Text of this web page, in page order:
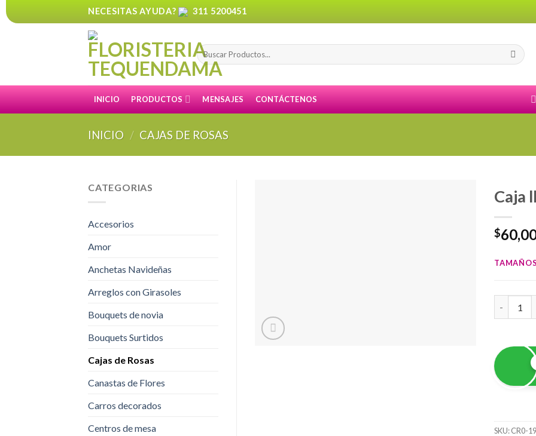
to
NECESITAS AYUDA? 311 5200451
Buscar
por:
INICIO PRODUCTOS MENSAJES CONTÁCTENOS
INICIO / CAJAS DE ROSAS
CATEGORIAS
Accesorios
Amor
Anchetas Navideñas
Arreglos con Girasoles
Bouquets de novia
Bouquets Surtidos
Cajas de Rosas
Canastas de Flores
Carros decorados
Centros de mesa
Caja
$
TAMAÑOS
SKU:CR0-19